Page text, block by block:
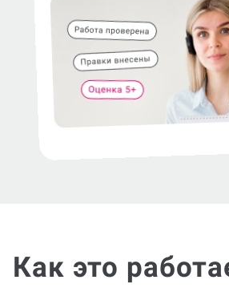
Как это